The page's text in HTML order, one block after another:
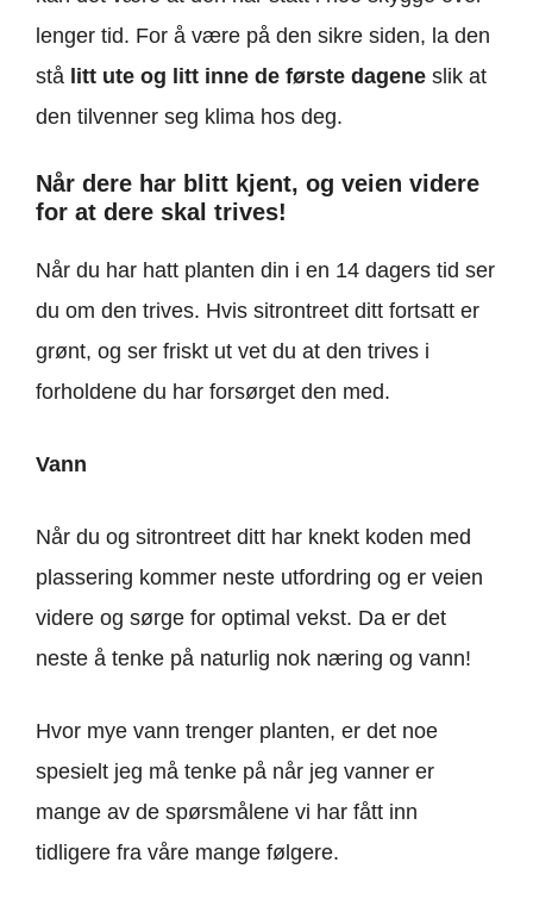
lenger tid. For å være på den sikre siden, la den
stå litt ute og litt inne de første dagene slik at
den tilvenner seg klima hos deg.
Når dere har blitt kjent, og veien videre
for at dere skal trives!
Når du har hatt planten din i en 14 dagers tid ser
du om den trives. Hvis sitrontreet ditt fortsatt er
grønt, og ser friskt ut vet du at den trives i
forholdene du har forsørget den med.
Vann
Når du og sitrontreet ditt har knekt koden med
plassering kommer neste utfordring og er veien
videre og sørge for optimal vekst. Da er det
neste å tenke på naturlig nok næring og vann!
Hvor mye vann trenger planten, er det noe
spesielt jeg må tenke på når jeg vanner er
mange av de spørsmålene vi har fått inn
tidligere fra våre mange følgere.